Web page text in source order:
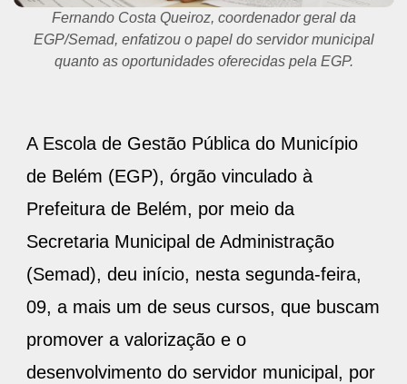
Fernando Costa Queiroz, coordenador geral da
EGP/Semad, enfatizou o papel do servidor municipal
quanto as oportunidades oferecidas pela EGP.
A Escola de Gestão Pública do Município
de Belém (EGP), órgão vinculado à
Prefeitura de Belém, por meio da
Secretaria Municipal de Administração
(Semad), deu início, nesta segunda-feira,
09, a mais um de seus cursos, que buscam
promover a valorização e o
desenvolvimento do servidor municipal, por